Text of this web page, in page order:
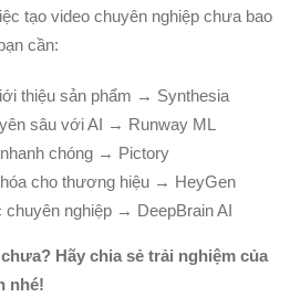
tạo video chuyên nghiệp chưa bao
cần:
thiệu sản phẩm → Synthesia
sâu với AI → Runway ML
chóng → Pictory
cho thương hiệu → HeyGen
chuyên nghiệp → DeepBrain AI
Hãy chia sẻ trải nghiệm của
nhé!